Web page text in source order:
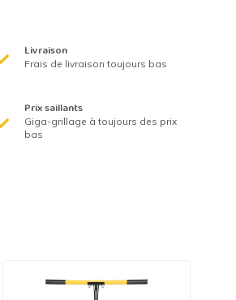
Livraison
Frais de livraison toujours bas
Prix saillants
Giga-grillage à toujours des prix
bas